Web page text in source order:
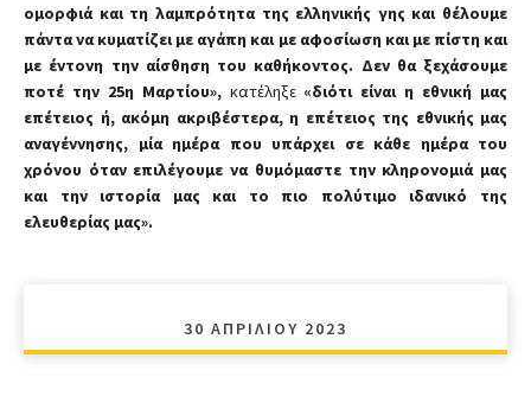
ομορφιά και τη λαμπρότητα της ελληνικής γης και θέλουμε
πάντα να κυματίζει με αγάπη και με αφοσίωση και με πίστη και
με έντονη την αίσθηση του καθήκοντος. Δεν θα ξεχάσουμε
ποτέ την 25η Μαρτίου»,κατέληξε «διότι είναι η εθνική μας
επέτειος ή, ακόμη ακριβέστερα, η επέτειος της εθνικής μας
αναγέννησης, μία ημέρα που υπάρχει σε κάθε ημέρα του
χρόνου όταν επιλέγουμε να θυμόμαστε την κληρονομιά μας
και την ιστορία μας και το πιο πολύτιμο ιδανικό της
ελευθερίας μας».
30 ΑΠΡΙΛΊΟΥ 2023